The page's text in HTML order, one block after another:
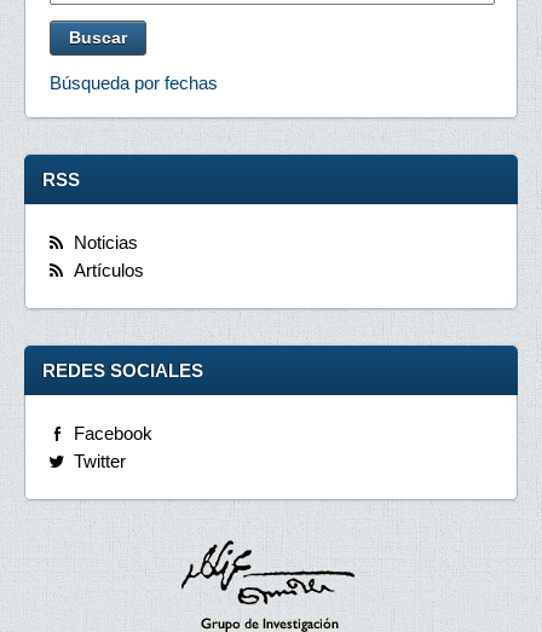
Búsqueda por fechas
RSS
Noticias
Artículos
REDES SOCIALES
Facebook
Twitter